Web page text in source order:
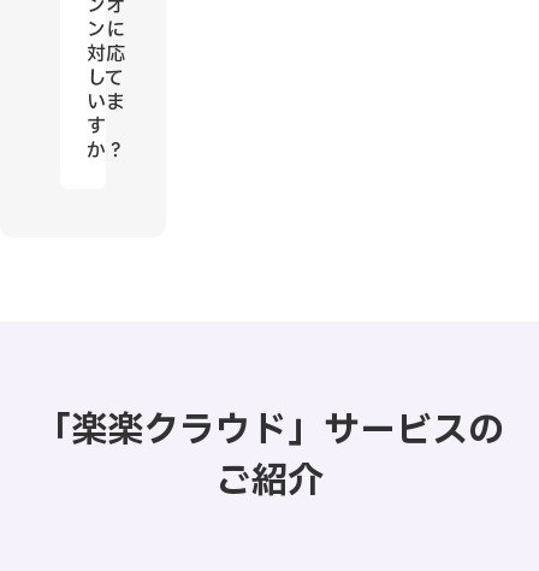
ンオ
ンに
対応
して
いま
す
か？
「楽楽クラウド」サービスの
ご紹介